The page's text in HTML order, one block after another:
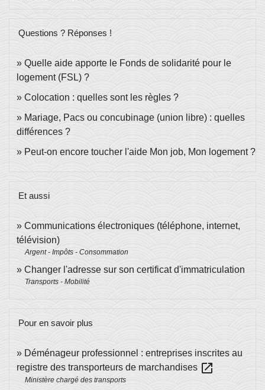
Questions ? Réponses !
Quelle aide apporte le Fonds de solidarité pour le
logement (FSL) ?
Colocation : quelles sont les règles ?
Mariage, Pacs ou concubinage (union libre) : quelles
différences ?
Peut-on encore toucher l'aide Mon job, Mon logement ?
Et aussi
Communications électroniques (téléphone, internet,
télévision)
Argent - Impôts - Consommation
Changer l'adresse sur son certificat d'immatriculation
Transports - Mobilité
Pour en savoir plus
Déménageur professionnel : entreprises inscrites au
registre des transporteurs de marchandises open_in_new
Ministère chargé des transports